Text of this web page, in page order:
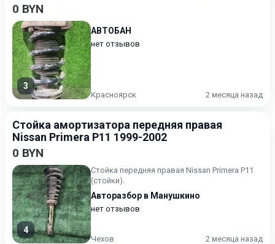
0 BYN
3
АВТОБАН
нет отзывов
Красноярск 2 месяца назад
Стойка амортизатора передняя правая
Nissan Primera P11 1999-2002
0 BYN
4
Стойка передняя правая Nissan Primera P11
(стойки).
Авторазбор в Манушкино
нет отзывов
Чехов 2 месяца назад